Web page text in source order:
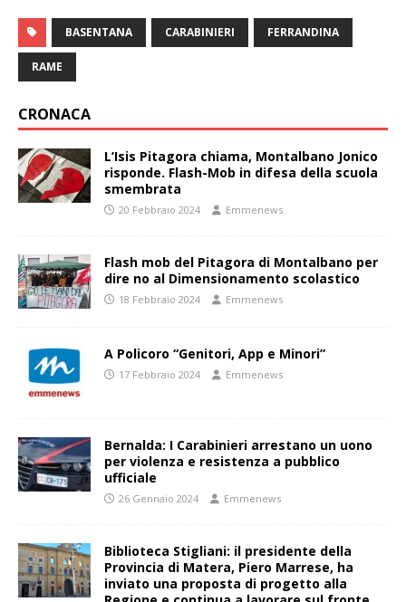
BASENTANA CARABINIERI FERRANDINA
RAME
CRONACA
L’Isis Pitagora chiama, Montalbano Jonico
risponde. Flash-Mob in difesa della scuola
smembrata
20 Febbraio 2024 Emmenews
Flash mob del Pitagora di Montalbano per
dire no al Dimensionamento scolastico
18 Febbraio 2024 Emmenews
A Policoro “Genitori, App e Minori”
17 Febbraio 2024 Emmenews
Bernalda: I Carabinieri arrestano un uono
per violenza e resistenza a pubblico
ufficiale
26 Gennaio 2024 Emmenews
Biblioteca Stigliani: il presidente della
Provincia di Matera, Piero Marrese, ha
inviato una proposta di progetto alla